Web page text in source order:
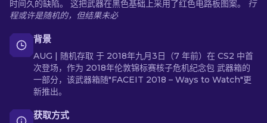
时间久的缺陷。 这把武器在黑色基础上采用了红色电路板图案。 行
程或许是随机的，但结果未必
背景
AUG | 随机存取 于 2018年九月3日（7 年前）在 CS2 中首
次登场，作为 2018年伦敦锦标赛核子危机纪念包 武器箱的
一部分，该武器箱随"FACEIT 2018 – Ways to Watch"更
新推出。
获取方式